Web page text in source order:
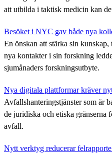
att utbilda i taktisk medicin kan
Besöket i NYC gav både nya
En önskan att stärka sin
nya kontakter i sin forskning
sjumånaders forskningsutbyte.
Nya digitala plattformar kräver
Avfallshanteringstjänster som är
de juridiska och etiska gränserna
avfall.
Nytt verktyg reducerar